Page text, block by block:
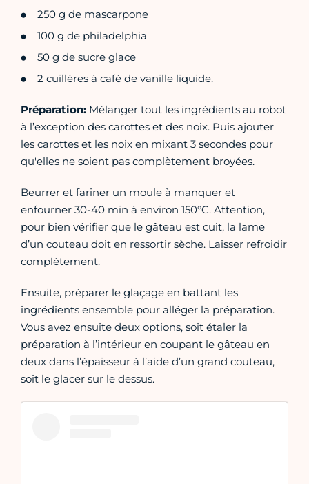
250 g de mascarpone
100 g de philadelphia
50 g de sucre glace
2 cuillères à café de vanille liquide.
Préparation: Mélanger tout les ingrédients au robot
à l’exception des carottes et des noix. Puis ajouter
les carottes et les noix en mixant 3 secondes pour
qu'elles ne soient pas complètement broyées.
Beurrer et fariner un moule à manquer et
enfourner 30-40 min à environ 150°C. Attention,
pour bien vérifier que le gâteau est cuit, la lame
d’un couteau doit en ressortir sèche. Laisser refroidir
complètement.
Ensuite, préparer le glaçage en battant les
ingrédients ensemble pour alléger la préparation.
Vous avez ensuite deux options, soit étaler la
préparation à l’intérieur en coupant le gâteau en
deux dans l’épaisseur à l’aide d’un grand couteau,
soit le glacer sur le dessus.